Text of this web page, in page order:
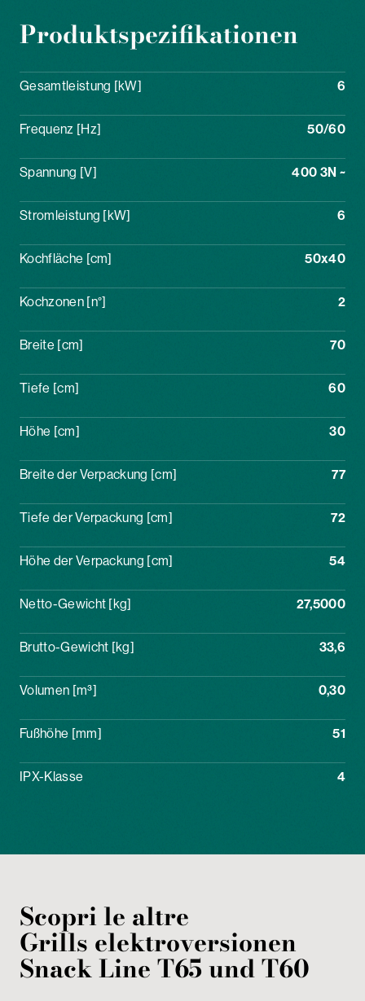
Produktspezifikationen
Gesamtleistung [kW] 6
Frequenz [Hz] 50/60
Spannung [V] 400 3N ~
Stromleistung [kW] 6
Kochfläche [cm] 50x40
Kochzonen [n°] 2
Breite [cm] 70
Tiefe [cm] 60
Höhe [cm] 30
Breite der Verpackung [cm] 77
Tiefe der Verpackung [cm] 72
Höhe der Verpackung [cm] 54
Netto-Gewicht [kg] 27,5000
Brutto-Gewicht [kg] 33,6
Volumen [m³] 0,30
Fußhöhe [mm] 51
IPX-Klasse 4
Scopri le altre
Grills elektroversionen
Snack Line T65 und T60